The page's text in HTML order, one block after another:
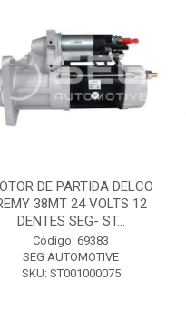
DE PARTIDA DELCO
38MT 24 VOLTS 12
DENTES SEG- ST...
Código: 69383
SEG AUTOMOTIVE
SKU: ST001000075